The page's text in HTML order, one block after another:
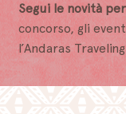
Segui le novità
concorso, gli
l’Andaras